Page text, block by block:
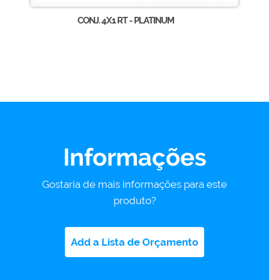
CONJ. 4X1 RT - PLATINUM
Informações
Gostaria de mais informações para este
produto?
Add a Lista de Orçamento